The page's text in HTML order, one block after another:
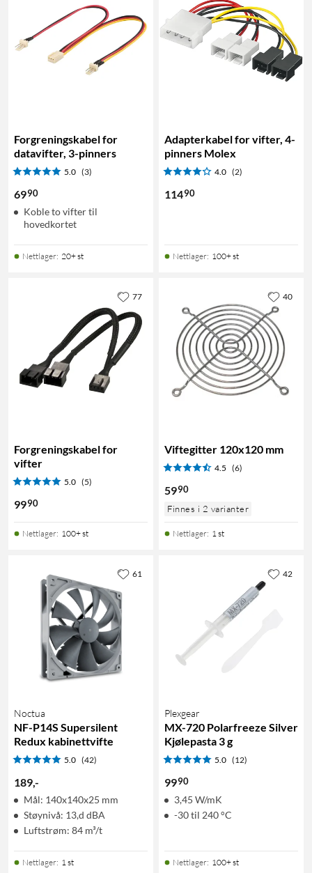
Forgreningskabel for
datavifter, 3-pinners
5.0 (3)
6990
Koble to vifter til
hovedkortet
Nettlager: 20+ st
Adapterkabel for vifter, 4-
pinners Molex
4.0 (2)
11490
Nettlager: 100+ st
Forgreningskabel for
vifter
5.0 (5)
9990
Nettlager: 100+ st
77
Viftegitter 120x120 mm
4.5 (6)
5990
Finnes i 2 varianter
Nettlager: 1 st
40
Noctua
NF-P14S Supersilent
Redux kabinettvifte
5.0 (42)
189,-
Mål: 140x140x25 mm
Støynivå: 13,d dBA
Luftstrøm: 84 m³/t
Nettlager: 1 st
61
Plexgear
MX-720 Polarfreeze Silver
Kjølepasta 3 g
5.0 (12)
9990
3,45 W/mK
-30 til 240 °C
Nettlager: 100+ st
42